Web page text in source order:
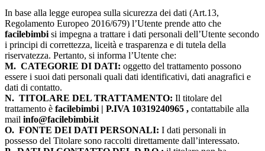
In base alla legge europea sulla sicurezza dei dati (Art.13,
Regolamento Europeo 2016/679) l’Utente prende atto che
facilebimbi si impegna a trattare i dati personali dell’Utente secondo
i principi di correttezza, liceità e trasparenza e di tutela della
riservatezza. Pertanto, si informa l’Utente che:
M. CATEGORIE DI DATI: oggetto del trattamento possono
essere i suoi dati personali quali dati identificativi, dati anagrafici e
dati di contatto.
N. TITOLARE DEL TRATTAMENTO: Il titolare del
trattamento è facilebimbi | P.IVA 10319240965 , contattabile alla
mail info@facilebimbi.it
O. FONTE DEI DATI PERSONALI: I dati personali in
possesso del Titolare sono raccolti direttamente dall’interessato.